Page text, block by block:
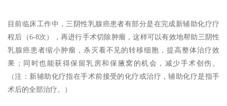
目前临床工作中，三阴性乳腺癌患者有部分是在完成新辅助化疗疗
程后（6-8次），再进行手术切除肿瘤，这样可以有效地帮助三阴性
乳腺癌患者缩小肿瘤，杀灭看不见的转移细胞，提高整体治疗效
果；同时也能获得保留乳房和保腋窝的机会，减少手术创伤。
（注：新辅助化疗指在手术前接受的化疗或治疗，辅助化疗是指手
术后的全部治疗。）